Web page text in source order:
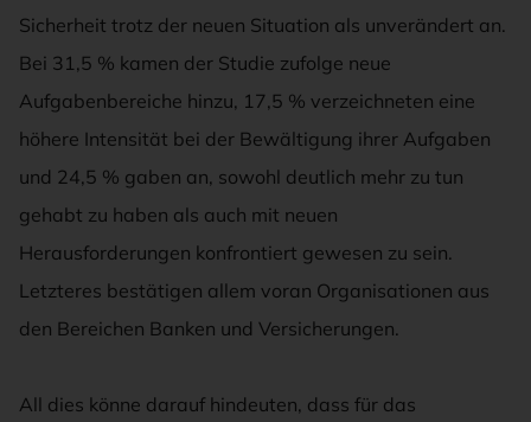
Sicherheit trotz der neuen Situation als unverändert an.
Bei 31,5 % kamen der Studie zufolge neue
Aufgabenbereiche hinzu, 17,5 % verzeichneten eine
höhere Intensität bei der Bewältigung ihrer Aufgaben
und 24,5 % gaben an, sowohl deutlich mehr zu tun
gehabt zu haben als auch mit neuen
Herausforderungen konfrontiert gewesen zu sein.
Letzteres bestätigen allem voran Organisationen aus
den Bereichen Banken und Versicherungen.
All dies könne darauf hindeuten, dass für das